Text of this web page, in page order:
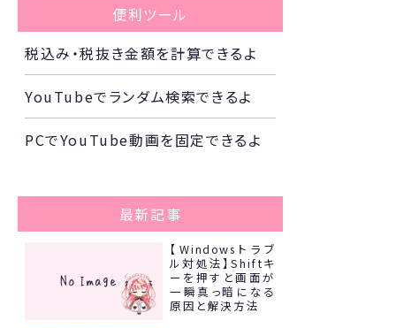
便利ツール
税込み・税抜き金額を計算できるよ
YouTubeでランダム検索できるよ
PCでYouTube動画を固定できるよ
最新記事
【Windowsトラブ
ル対処法】Shiftキ
ーを押すと画面が
一瞬真っ暗になる
原因と解決方法